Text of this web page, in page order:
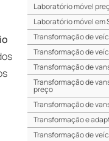
Laboratório móvel
Laboratório móvel em
Transformação de
Transformação de
Transformação de
Transformação de
preço
Transformação de
Transformação e
Transformação de